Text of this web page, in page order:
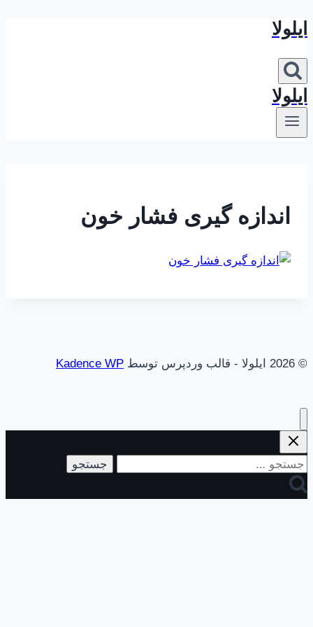
بازگشت
محتوا
ایلولا
ایلولا
اندازه گیری فشار خون
© 2026 ایلولا - قالب وردپرس توسط Kadence WP
جستجو
برای: